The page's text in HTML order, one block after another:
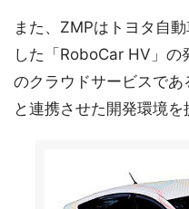
また、ZMPはトヨタ自
した「RoboCar HV」の
のクラウドサービスで
と連携させた開発環境を